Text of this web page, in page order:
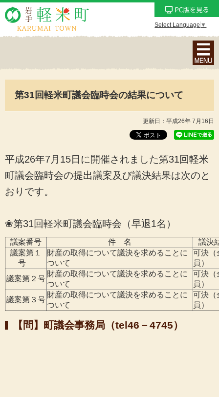
Select Language ▼
ナ
ビ
ン
メ
ュ
を
第31回軽米町議会臨時会の結果について
更新日：平成26年 7月16日
平成26年7月15日に開催されました第31回軽米
町議会臨時会の提出議案及び議決結果は次のと
おりです。
❀第31回軽米町議会臨時会（早退1名）
議案番号 件 名
議決
議案第１
号
財産の取得について議決を求めることに
ついて
可決（
員）
議案第２号
財産の取得について議決を求めることに
ついて
可決（
員）
議案第３号
財産の取得について議決を求めることに
ついて
可決（
員）
【問】町議会事務局（tel46－4745）